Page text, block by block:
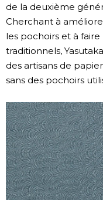
de la deuxième
Cherchant à
les pochoirs et à
traditionnels,
des artisans de papier
sans des pochoirs